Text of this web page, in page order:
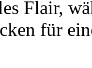
Flair,
für